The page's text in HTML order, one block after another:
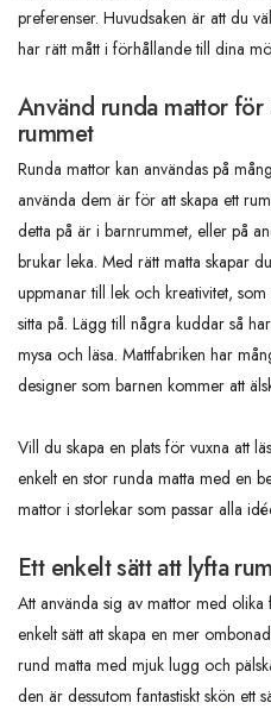
preferenser. Huvudsaken är att du
har rätt mått i förhållande till dina
Använd runda mattor för
rummet
Runda mattor kan användas på
använda dem är för att skapa ett
detta på är i barnrummet, eller på
brukar leka. Med rätt matta skapar
uppmanar till lek och kreativitet,
sitta på. Lägg till några kuddar så
mysa och läsa. Mattfabriken har
designer som barnen kommer att
Vill du skapa en plats för vuxna att
enkelt en stor runda matta med en
mattor i storlekar som passar alla
Ett enkelt sätt att lyfta
Att använda sig av mattor med
enkelt sätt att skapa en mer
rund matta med mjuk lugg och
den är dessutom fantastiskt skön ett